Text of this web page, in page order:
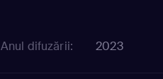
Anul difuzării: 2023